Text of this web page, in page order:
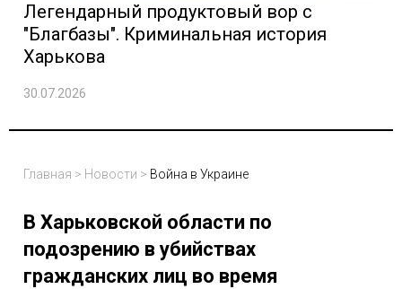
Легендарный продуктовый вор с
"Благбазы". Криминальная история
Харькова
30.07.2026
Главная > Новости > Война в Украине
В Харьковской области по
подозрению в убийствах
гражданских лиц во время